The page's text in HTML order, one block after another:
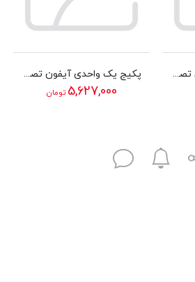
پکیج یک واحدی آیفون تصویری الکتروپیک مدل 1294 پکیج یک واحدی آیفون تصویری الکتروپیک مدل 592
5,627,000 تومان